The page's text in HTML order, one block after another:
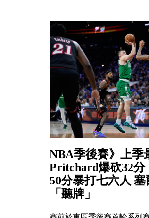
NBA季後賽》上季
Pritchard爆砍32分
50分暴打七六人
「聽牌」